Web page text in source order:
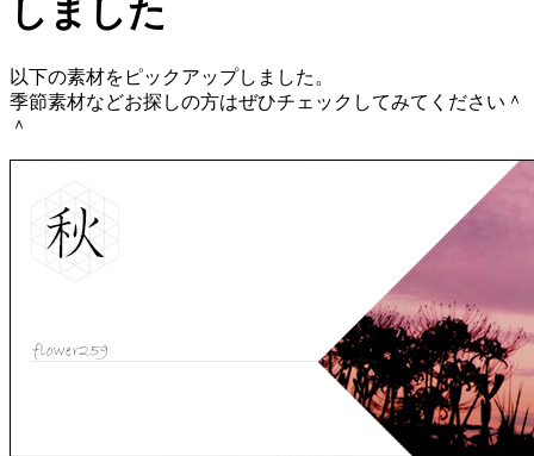
しました
以下の素材をピックアップしました。
季節素材などお探しの方はぜひチェックしてみてください＾
＾